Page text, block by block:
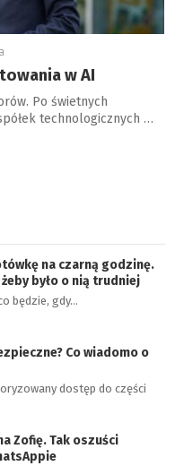
w AI
Po świetnych
technologicznych …
na czarną godzinę.
było o nią trudniej
będzie, gdy…
Co wiadomo o
dostęp do części
Zofię. Tak oszuści